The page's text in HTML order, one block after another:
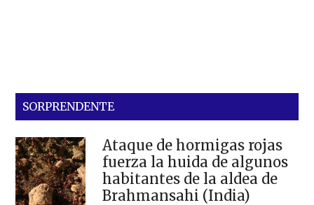
SORPRENDENTE
Ataque de hormigas rojas
fuerza la huida de algunos
habitantes de la aldea de
Brahmansahi (India)